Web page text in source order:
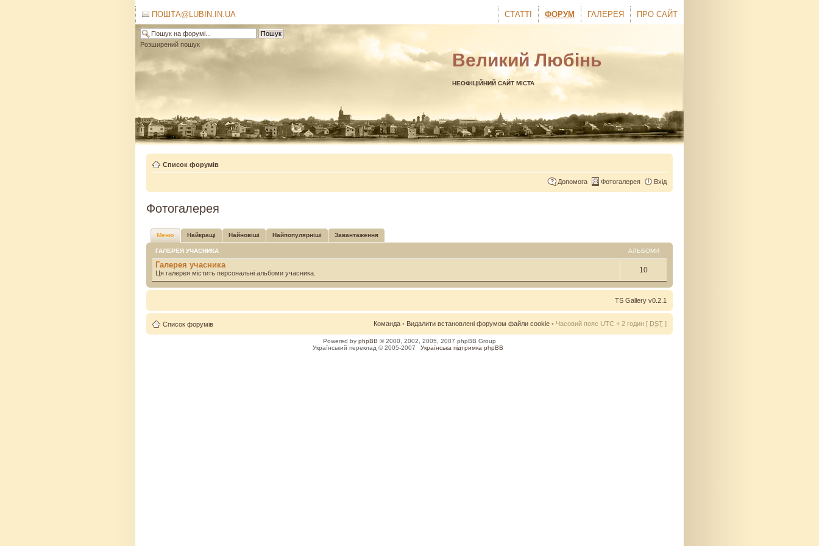
ПРО САЙТ
ГАЛЕРЕЯ
ФОРУМ
СТАТТІ
ПОШТА@LUBIN.IN.UA
Великий Любінь
НЕОФІЦІЙНИЙ САЙТ МІСТА
Розширений пошук
Список форумів
Допомога Фотогалерея Вхід
Фотогалерея
Меню Найкращі Найновіші Найпопулярніші Завантаження
ГАЛЕРЕЯ УЧАСНИКА АЛЬБОМИ
Галерея учасника
Ця галерея містить персональні альбоми учасника. 10
TS Gallery v0.2.1
Список форумів Команда • Видалити встановлені форумом файли cookie • Часовий пояс UTC + 2 годин [ DST ]
Powered by phpBB © 2000, 2002, 2005, 2007 phpBB Group
Український переклад © 2005-2007
Українська підтримка phpBB